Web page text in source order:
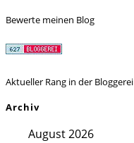
Bewerte meinen Blog
Aktueller Rang in der Bloggerei
Archiv
August 2026